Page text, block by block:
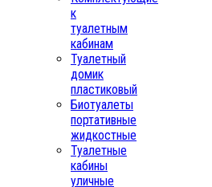
к
туалетным
кабинам
Туалетный
домик
пластиковый
Биотуалеты
портативные
жидкостные
Туалетные
кабины
уличные